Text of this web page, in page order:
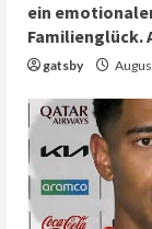
ein
Familienglück.
gatsby